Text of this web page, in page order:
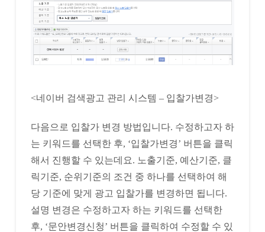
<네이버 검색광고 관리 시스템 – 입찰가변경>
다음으로 입찰가 변경 방법입니다. 수정하고자 하
는 키워드를 선택한 후, ‘입찰가변경’ 버튼을 클릭
해서 진행할 수 있는데요. 노출기준, 예산기준, 클
릭기준, 순위기준의 조건 중 하나를 선택하여 해
당 기준에 맞게 광고 입찰가를 변경하면 됩니다.
설명 변경은 수정하고자 하는 키워드를 선택한
후, ‘문안변경신청’ 버튼을 클릭하여 수정할 수 있